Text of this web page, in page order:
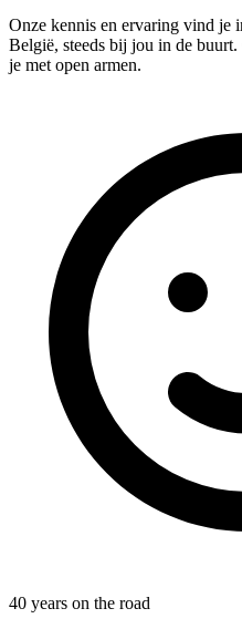
Onze kennis en ervaring vind je
België, steeds bij jou in de
je met open armen.
40 years on the road